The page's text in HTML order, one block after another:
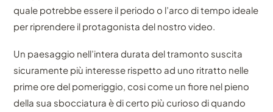
quale potrebbe essere il periodo o l’arco di tempo ideale
per riprendere il protagonista del nostro video.
Un paesaggio nell’intera durata del tramonto suscita
sicuramente più interesse rispetto ad uno ritratto nelle
prime ore del pomeriggio, cosi come un fiore nel pieno
della sua sbocciatura è di certo più curioso di quando